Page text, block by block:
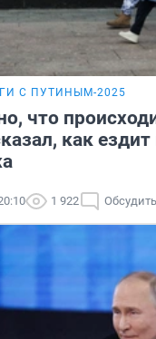
С ПУТИНЫМ-2025
что
как
1 922 Обсудить